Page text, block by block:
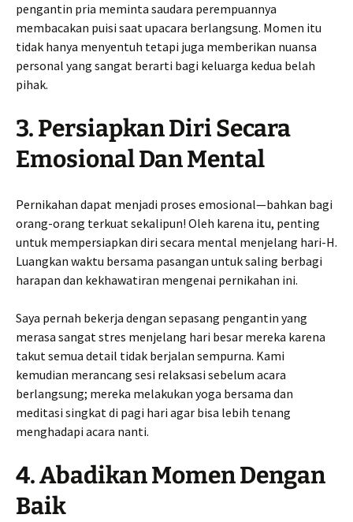
pengantin pria meminta saudara perempuannya
membacakan puisi saat upacara berlangsung. Momen itu
tidak hanya menyentuh tetapi juga memberikan nuansa
personal yang sangat berarti bagi keluarga kedua belah
pihak.
3. Persiapkan Diri Secara
Emosional Dan Mental
Pernikahan dapat menjadi proses emosional—bahkan bagi
orang-orang terkuat sekalipun! Oleh karena itu, penting
untuk mempersiapkan diri secara mental menjelang hari-H.
Luangkan waktu bersama pasangan untuk saling berbagi
harapan dan kekhawatiran mengenai pernikahan ini.
Saya pernah bekerja dengan sepasang pengantin yang
merasa sangat stres menjelang hari besar mereka karena
takut semua detail tidak berjalan sempurna. Kami
kemudian merancang sesi relaksasi sebelum acara
berlangsung; mereka melakukan yoga bersama dan
meditasi singkat di pagi hari agar bisa lebih tenang
menghadapi acara nanti.
4. Abadikan Momen Dengan
Baik